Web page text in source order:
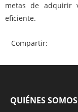
metas de adquirir
eficiente.
Compartir:
QUIÉNES SOMOS